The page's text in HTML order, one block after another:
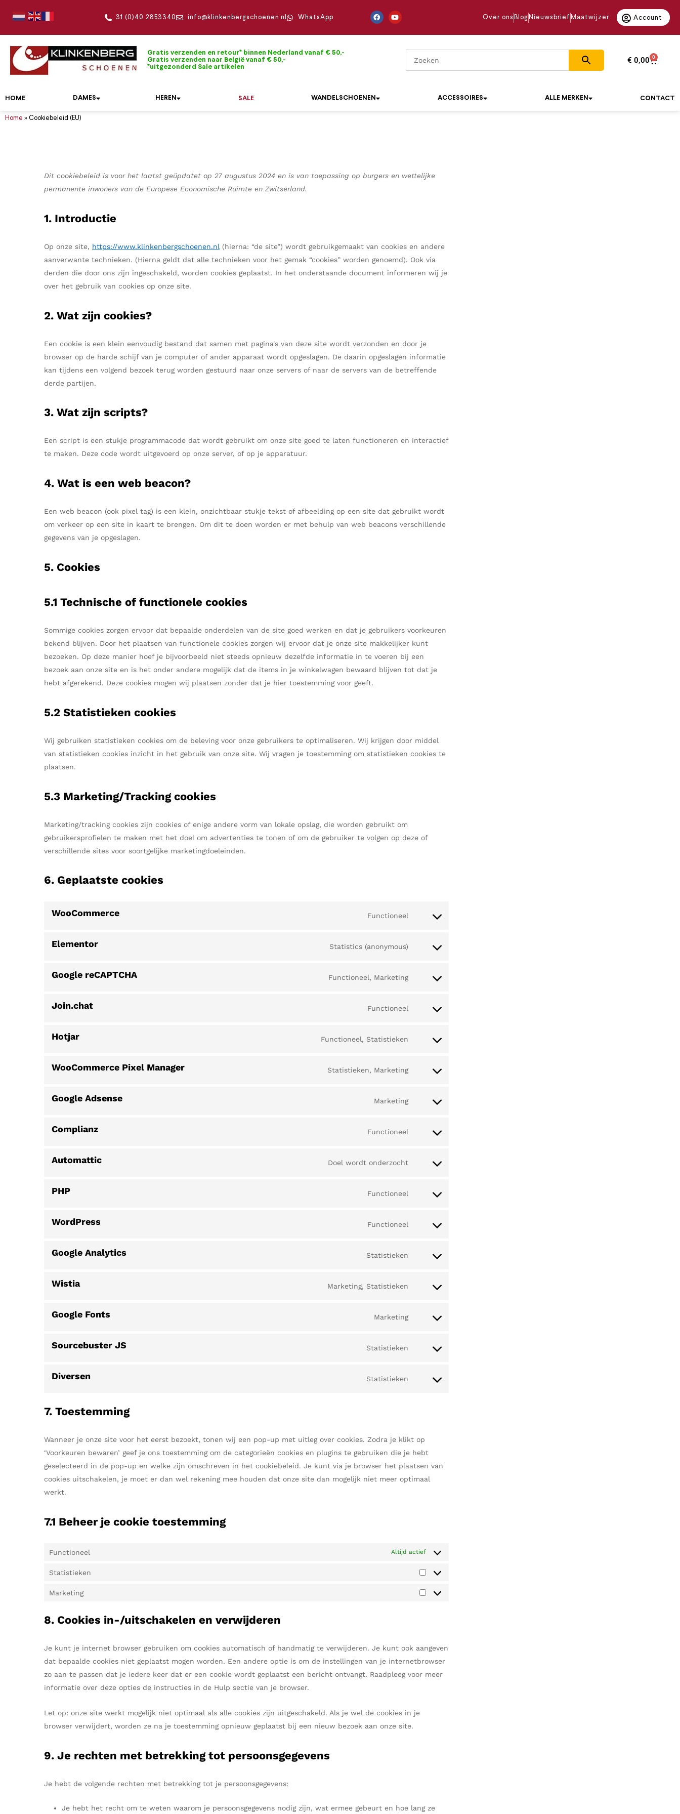
31 (0)40 2853340 info@klinkenbergschoenen.nl WhatsApp Over ons Blog Nieuwsbrief Maatwijzer Account
Gratis verzenden en retour* binnen Nederland vanaf € 50,-
Gratis verzenden naar België vanaf € 50,-
*uitgezonderd Sale artikelen
€ 0,00 0
HOME DAMES
Instappers
Kuitlaarzen Slippers
HEREN
Instappers Sandalen Veterschoenen
SALE WANDELSCHOENEN
Heren wandelschoenen
ACCESSOIRES
Inlegzolen Sokken
ALLE MERKEN
Duca Walking Hassia
Joya
Meindl
Solidus
Waldläufer
CONTACT
Home » Cookiebeleid (EU)
Dit cookiebeleid is voor het laatst geüpdatet op 27 augustus 2024 en is van toepassing op burgers en wettelijke
permanente inwoners van de Europese Economische Ruimte en Zwitserland.
1. Introductie
Op onze site, https://www.klinkenbergschoenen.nl (hierna: “de site”) wordt gebruikgemaakt van cookies en andere
aanverwante technieken. (Hierna geldt dat alle technieken voor het gemak “cookies” worden genoemd). Ook via
derden die door ons zijn ingeschakeld, worden cookies geplaatst. In het onderstaande document informeren wij je
over het gebruik van cookies op onze site.
2. Wat zijn cookies?
Een cookie is een klein eenvoudig bestand dat samen met pagina's van deze site wordt verzonden en door je
browser op de harde schijf van je computer of ander apparaat wordt opgeslagen. De daarin opgeslagen informatie
kan tijdens een volgend bezoek terug worden gestuurd naar onze servers of naar de servers van de betreffende
derde partijen.
3. Wat zijn scripts?
Een script is een stukje programmacode dat wordt gebruikt om onze site goed te laten functioneren en interactief
te maken. Deze code wordt uitgevoerd op onze server, of op je apparatuur.
4. Wat is een web beacon?
Een web beacon (ook pixel tag) is een klein, onzichtbaar stukje tekst of afbeelding op een site dat gebruikt wordt
om verkeer op een site in kaart te brengen. Om dit te doen worden er met behulp van web beacons verschillende
gegevens van je opgeslagen.
5. Cookies
5.1 Technische of functionele cookies
Sommige cookies zorgen ervoor dat bepaalde onderdelen van de site goed werken en dat je gebruikers voorkeuren
bekend blijven. Door het plaatsen van functionele cookies zorgen wij ervoor dat je onze site makkelijker kunt
bezoeken. Op deze manier hoef je bijvoorbeeld niet steeds opnieuw dezelfde informatie in te voeren bij een
bezoek aan onze site en is het onder andere mogelijk dat de items in je winkelwagen bewaard blijven tot dat je
hebt afgerekend. Deze cookies mogen wij plaatsen zonder dat je hier toestemming voor geeft.
5.2 Statistieken cookies
Wij gebruiken statistieken cookies om de beleving voor onze gebruikers te optimaliseren. Wij krijgen door middel
van statistieken cookies inzicht in het gebruik van onze site. Wij vragen je toestemming om statistieken cookies te
plaatsen.
5.3 Marketing/Tracking cookies
Marketing/tracking cookies zijn cookies of enige andere vorm van lokale opslag, die worden gebruikt om
gebruikersprofielen te maken met het doel om advertenties te tonen of om de gebruiker te volgen op deze of
verschillende sites voor soortgelijke marketingdoeleinden.
6. Geplaatste cookies
WooCommerce Functioneel
Elementor Statistics (anonymous)
Google reCAPTCHA Functioneel, Marketing
Join.chat Functioneel
Hotjar Functioneel, Statistieken
WooCommerce Pixel Manager Statistieken, Marketing
Google Adsense Marketing
Complianz Functioneel
Automattic Doel wordt onderzocht
PHP Functioneel
WordPress Functioneel
Google Analytics Statistieken
Wistia Marketing, Statistieken
Google Fonts Marketing
Sourcebuster JS Statistieken
Diversen Statistieken
7. Toestemming
Wanneer je onze site voor het eerst bezoekt, tonen wij een pop-up met uitleg over cookies. Zodra je klikt op
‘Voorkeuren bewaren’ geef je ons toestemming om de categorieën cookies en plugins te gebruiken die je hebt
geselecteerd in de pop-up en welke zijn omschreven in het cookiebeleid. Je kunt via je browser het plaatsen van
cookies uitschakelen, je moet er dan wel rekening mee houden dat onze site dan mogelijk niet meer optimaal
werkt.
7.1 Beheer je cookie toestemming
Functioneel Altijd actief
Statistieken
Marketing
8. Cookies in-/uitschakelen en verwijderen
Je kunt je internet browser gebruiken om cookies automatisch of handmatig te verwijderen. Je kunt ook aangeven
dat bepaalde cookies niet geplaatst mogen worden. Een andere optie is om de instellingen van je internetbrowser
zo aan te passen dat je iedere keer dat er een cookie wordt geplaatst een bericht ontvangt. Raadpleeg voor meer
informatie over deze opties de instructies in de Hulp sectie van je browser.
Let op: onze site werkt mogelijk niet optimaal als alle cookies zijn uitgeschakeld. Als je wel de cookies in je
browser verwijdert, worden ze na je toestemming opnieuw geplaatst bij een nieuw bezoek aan onze site.
9. Je rechten met betrekking tot persoonsgegevens
Je hebt de volgende rechten met betrekking tot je persoonsgegevens:
Je hebt het recht om te weten waarom je persoonsgegevens nodig zijn, wat ermee gebeurt en hoe lang ze